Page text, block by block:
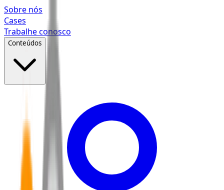
Pular para o conteúdo principal
Sobre nós
Cases
Trabalhe conosco
Conteúdos